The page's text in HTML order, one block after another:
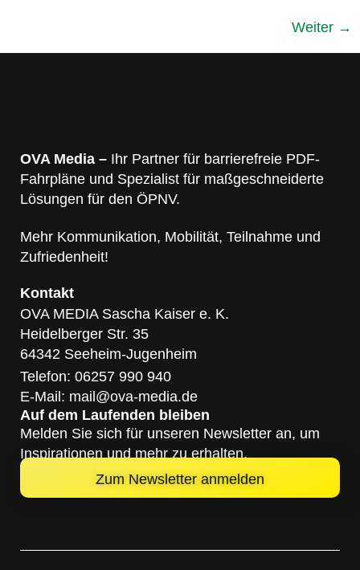
Weiter →
OVA Media – Ihr Partner für barrierefreie PDF-
Fahrpläne und Spezialist für maßgeschneiderte
Lösungen für den ÖPNV.
Mehr Kommunikation, Mobilität, Teilnahme und
Zufriedenheit!
Kontakt
OVA MEDIA Sascha Kaiser e. K.
Heidelberger Str. 35
64342 Seeheim-Jugenheim
Telefon: 06257 990 940
E-Mail: mail@ova-media.de
Auf dem Laufenden bleiben
Melden Sie sich für unseren Newsletter an, um
Inspirationen und mehr zu erhalten.
Zum Newsletter anmelden